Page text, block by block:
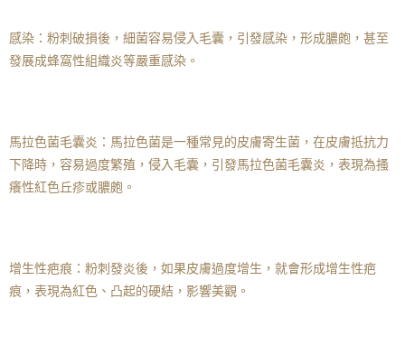
感染：粉刺破損後，細菌容易侵入毛囊，引發感染，形成膿皰，甚至
發展成蜂窩性組織炎等嚴重感染。
馬拉色菌毛囊炎：馬拉色菌是一種常見的皮膚寄生菌，在皮膚抵抗力
下降時，容易過度繁殖，侵入毛囊，引發馬拉色菌毛囊炎，表現為搔
癢性紅色丘疹或膿皰。
增生性疤痕：粉刺發炎後，如果皮膚過度增生，就會形成增生性疤
痕，表現為紅色、凸起的硬結，影響美觀。